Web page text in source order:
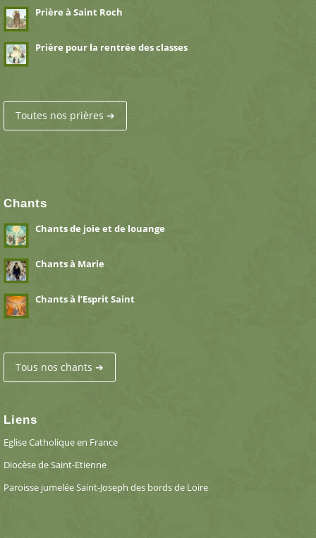
Prière à Saint Roch
Prière pour la rentrée des classes
Toutes nos prières ➔
Chants
Chants de joie et de louange
Chants à Marie
Chants à l’Esprit Saint
Tous nos chants ➔
Liens
Eglise Catholique en France
Diocèse de Saint-Etienne
Paroisse jumelée Saint-Joseph des bords de Loire